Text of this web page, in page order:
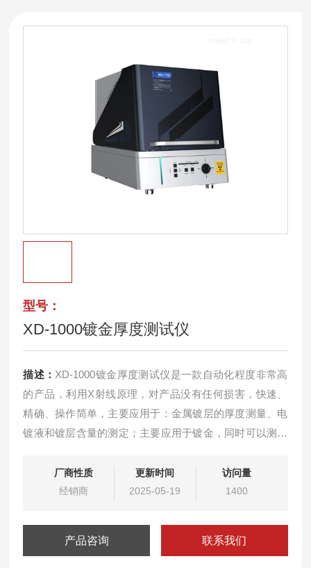
型号：
XD-1000镀金厚度测试仪
描述： XD-1000镀金厚度测试仪是一款自动化程度非常高
的产品，利用X射线原理，对产品没有任何损害，快速、
精确、操作简单，主要应用于：金属镀层的厚度测量、电
镀液和镀层含量的测定；主要应用于镀金，同时可以测试
广泛应用和认可。
厂商性质
经销商
更新时间
2025-05-19
访问量
1400
产品咨询 联系我们